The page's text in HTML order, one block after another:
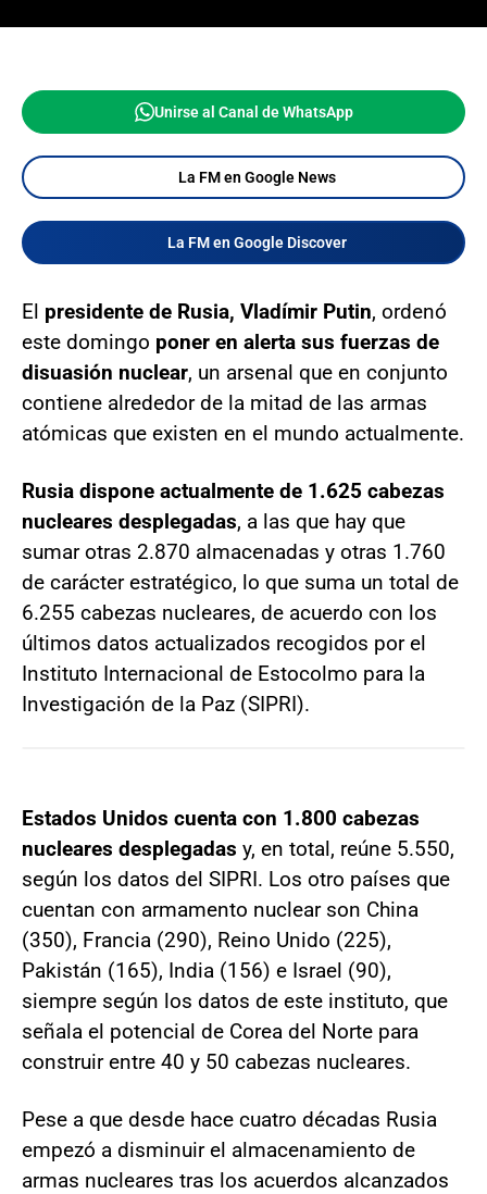
Unirse al Canal de WhatsApp
La FM en Google News
La FM en Google Discover
El presidente de Rusia, Vladímir Putin, ordenó
este domingo poner en alerta sus fuerzas de
disuasión nuclear, un arsenal que en conjunto
contiene alrededor de la mitad de las armas
atómicas que existen en el mundo actualmente.
Rusia dispone actualmente de 1.625 cabezas
nucleares desplegadas, a las que hay que
sumar otras 2.870 almacenadas y otras 1.760
de carácter estratégico, lo que suma un total de
6.255 cabezas nucleares, de acuerdo con los
últimos datos actualizados recogidos por el
Instituto Internacional de Estocolmo para la
Investigación de la Paz (SIPRI).
Estados Unidos cuenta con 1.800 cabezas
nucleares desplegadas y, en total, reúne 5.550,
según los datos del SIPRI. Los otro países que
cuentan con armamento nuclear son China
(350), Francia (290), Reino Unido (225),
Pakistán (165), India (156) e Israel (90),
siempre según los datos de este instituto, que
señala el potencial de Corea del Norte para
construir entre 40 y 50 cabezas nucleares.
Pese a que desde hace cuatro décadas Rusia
empezó a disminuir el almacenamiento de
armas nucleares tras los acuerdos alcanzados